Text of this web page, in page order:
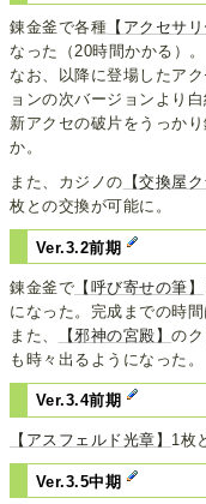
錬金釜で各種 【アクセサ
なった（20時間かかる）。
なお、以降に登場したア
ョンの次バージョンより
新アクセの破片をうっか
か。
また、カジノの 【交換屋
枚との交換が可能に。
Ver.3.2前期
錬金釜で 【呼び寄せの筆】
になった。完成までの時
また、
【邪神の宮殿】の
も時々出るようになった。
Ver.3.4前期
【アスフェルド光章】 1枚
Ver.3.5中期